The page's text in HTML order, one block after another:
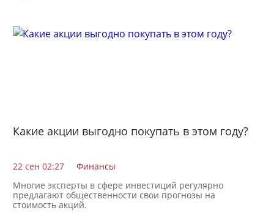
Какие акции выгодно покупать в этом году?
22 сен 02:27
Финансы
Многие эксперты в сфере инвестиций регулярно
предлагают общественности свои прогнозы на
стоимость акций.